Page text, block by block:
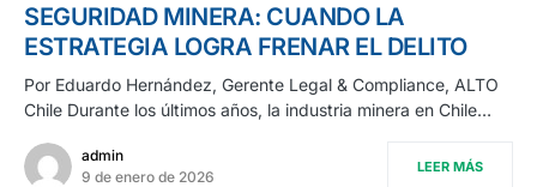
SEGURIDAD MINERA: CUANDO LA
ESTRATEGIA LOGRA FRENAR EL DELITO
Por Eduardo Hernández, Gerente Legal & Compliance, ALTO
Chile Durante los últimos años, la industria minera en Chile…
admin
9 de enero de 2026
LEER MÁS